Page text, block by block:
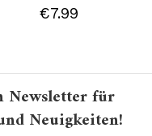
€7.99
Newsletter für
Neuigkeiten!